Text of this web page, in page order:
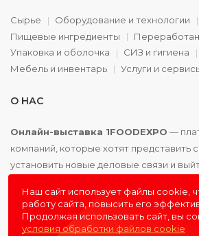
Сырье
Оборудование и технологии
Пищевые ингредиенты
Упаковка и оболочка
СИЗ и гигиена
Мебель и инвентарь
Услуги и
О НАС
Онлайн-выставка 1FOODEXPO —
компаний, которые хотят представить
установить новые деловые связи и
Наш сайт использует файлы cookie,
работу сайта, повысить его
Продолжая использовать сайт, вы
условия обработки файлов cookie